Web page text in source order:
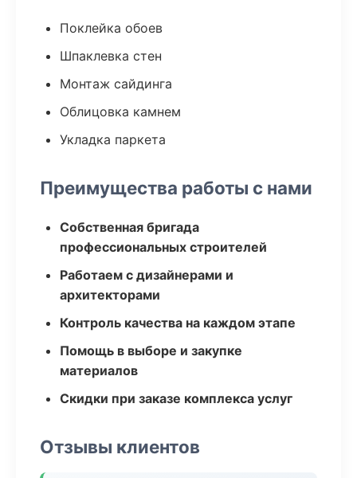
Поклейка обоев
Шпаклевка стен
Монтаж сайдинга
Облицовка камнем
Укладка паркета
Преимущества работы с нами
Собственная бригада
профессиональных строителей
Работаем с дизайнерами и
архитекторами
Контроль качества на каждом этапе
Помощь в выборе и закупке
материалов
Скидки при заказе комплекса услуг
Отзывы клиентов